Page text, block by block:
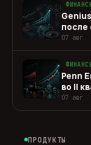
ФИНАНСЫ
после
07 авг
ФИНАНСЫ
Penn
во II
07 авг
ПРОДУКТЫ